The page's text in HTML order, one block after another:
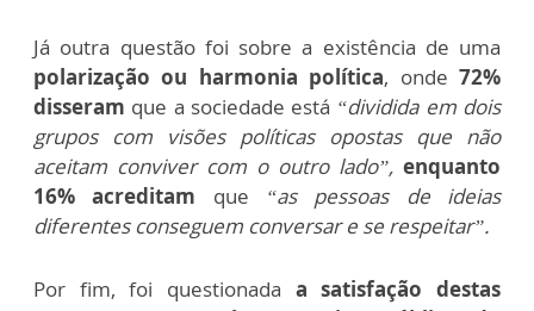
Já outra questão foi sobre a existência de uma
polarização ou harmonia política, onde72%
disseram que a sociedade está “dividida em dois
grupos com visões políticas opostas que não
aceitam conviver com o outro lado”, enquanto
16% acreditam que “as pessoas de ideias
diferentes conseguem conversar e se respeitar”.
Por fim, foi questionada a satisfação destas